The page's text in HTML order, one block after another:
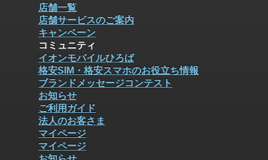
店舗一覧
店舗サービスのご案内
キャンペーン
コミュニティ
イオンモバイルひろば
格安SIM・格安スマホのお役立ち情報
ブランドメッセージコンテスト
お知らせ
ご利用ガイド
法人のお客さま
マイページ
マイページ